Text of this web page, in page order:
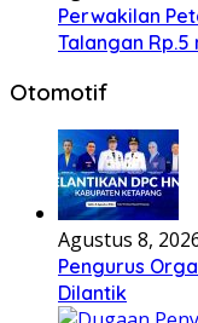
Perwakilan
Talangan Rp.5
Otomotif
Agustus 8,
Pengurus
Dilantik